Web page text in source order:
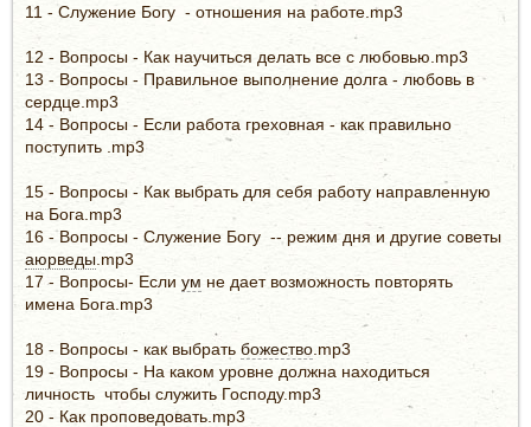
11 - Служение Богу - отношения на работе.mp3
12 - Вопросы - Как научиться делать все с любовью.mp3
13 - Вопросы - Правильное выполнение долга - любовь в
сердце.mp3
14 - Вопросы - Если работа греховная - как правильно
поступить .mp3
15 - Вопросы - Как выбрать для себя работу направленную
на Бога.mp3
16 - Вопросы - Служение Богу -- режим дня и другие советы
аюрведы .mp3
17 - Вопросы- Если ум не дает возможность повторять
имена Бога.mp3
18 - Вопросы - как выбрать божество .mp3
19 - Вопросы - На каком уровне должна находиться
личность чтобы служить Господу.mp3
20 - Как проповедовать.mp3